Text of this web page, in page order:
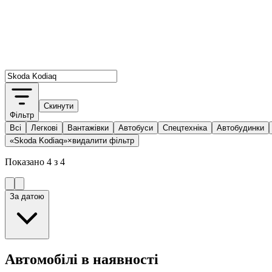
Фільтр
Скинути
Всі Легкові Вантажівки Автобуси Спецтехніка
Автобудинки
«Skoda Kodiaq»×видалити фільтр
Показано 4 з 4
За датою
Автомобілі в наявності